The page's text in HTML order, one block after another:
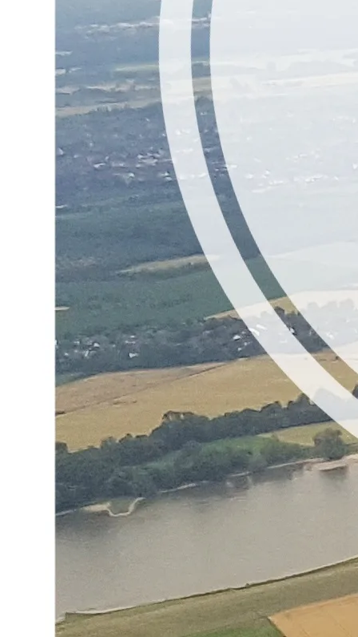
Entspannung pur!